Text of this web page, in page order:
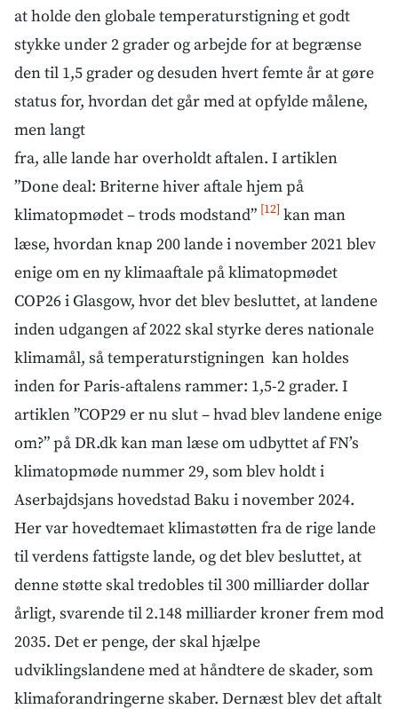
at holde den globale temperaturstigning et godt
stykke under 2 grader og arbejde for at begrænse
den til 1,5 grader og desuden hvert femte år at gøre
status for, hvordan det går med at opfylde målene,
men langt
fra, alle lande har overholdt aftalen. I artiklen
”Done deal: Briterne hiver aftale hjem på
klimatopmødet – trods modstand” [12] kan man
læse, hvordan knap 200 lande i november 2021 blev
enige om en ny klimaaftale på klimatopmødet
COP26 i Glasgow, hvor det blev besluttet, at landene
inden udgangen af 2022 skal styrke deres nationale
klimamål, så temperaturstigningen kan holdes
inden for Paris-aftalens rammer: 1,5-2 grader. I
artiklen ”COP29 er nu slut – hvad blev landene enige
om?” på DR.dk kan man læse om udbyttet af FN’s
klimatopmøde nummer 29, som blev holdt i
Aserbajdsjans hovedstad Baku i november 2024.
Her var hovedtemaet klimastøtten fra de rige lande
til verdens fattigste lande, og det blev besluttet, at
denne støtte skal tredobles til 300 milliarder dollar
årligt, svarende til 2.148 milliarder kroner frem mod
2035. Det er penge, der skal hjælpe
udviklingslandene med at håndtere de skader, som
klimaforandringerne skaber. Dernæst blev det aftalt